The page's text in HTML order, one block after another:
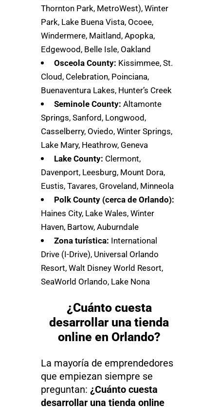
Thornton Park, MetroWest), Winter
Park, Lake Buena Vista, Ocoee,
Windermere, Maitland, Apopka,
Edgewood, Belle Isle, Oakland
Osceola County: Kissimmee, St.
Cloud, Celebration, Poinciana,
Buenaventura Lakes, Hunter’s Creek
Seminole County: Altamonte
Springs, Sanford, Longwood,
Casselberry, Oviedo, Winter Springs,
Lake Mary, Heathrow, Geneva
Lake County: Clermont,
Davenport, Leesburg, Mount Dora,
Eustis, Tavares, Groveland, Minneola
Polk County (cerca de Orlando):
Haines City, Lake Wales, Winter
Haven, Bartow, Auburndale
Zona turística: International
Drive (I-Drive), Universal Orlando
Resort, Walt Disney World Resort,
SeaWorld Orlando, Lake Nona
¿Cuánto cuesta
desarrollar una tienda
online en Orlando?
La mayoría de emprendedores
que empiezan siempre se
preguntan: ¿Cuánto cuesta
desarrollar una tienda online